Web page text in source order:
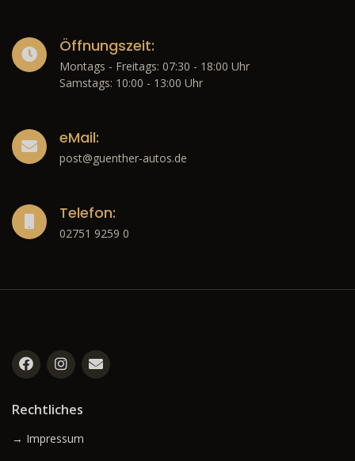
Öffnungszeit:
Montags - Freitags: 07:30 - 18:00 Uhr
Samstags: 10:00 - 13:00 Uhr
eMail:
post@guenther-autos.de
Telefon:
02751 9259 0
Rechtliches
→ Impressum